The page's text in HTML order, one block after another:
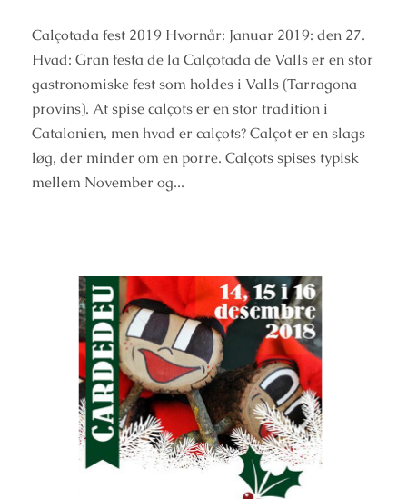
Calçotada fest 2019 Hvornår: Januar 2019: den 27.
Hvad: Gran festa de la Calçotada de Valls er en stor
gastronomiske fest som holdes i Valls (Tarragona
provins). At spise calçots er en stor tradition i
Catalonien, men hvad er calçots? Calçot er en slags
løg, der minder om en porre. Calçots spises typisk
mellem November og...